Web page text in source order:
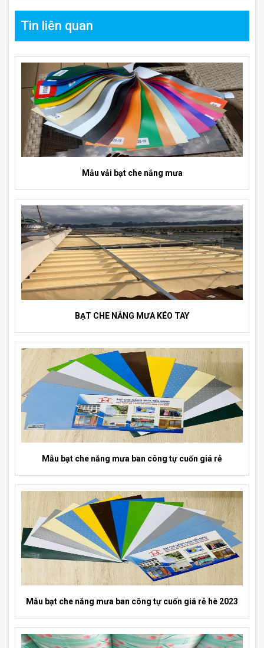
Tin liên quan
Mẫu vải bạt che nắng mưa
BẠT CHE NẮNG MƯA KÉO TAY
Mẫu bạt che nắng mưa ban công tự cuốn giá rẻ
Mẫu bạt che nắng mưa ban công tự cuốn giá rẻ hè 2023